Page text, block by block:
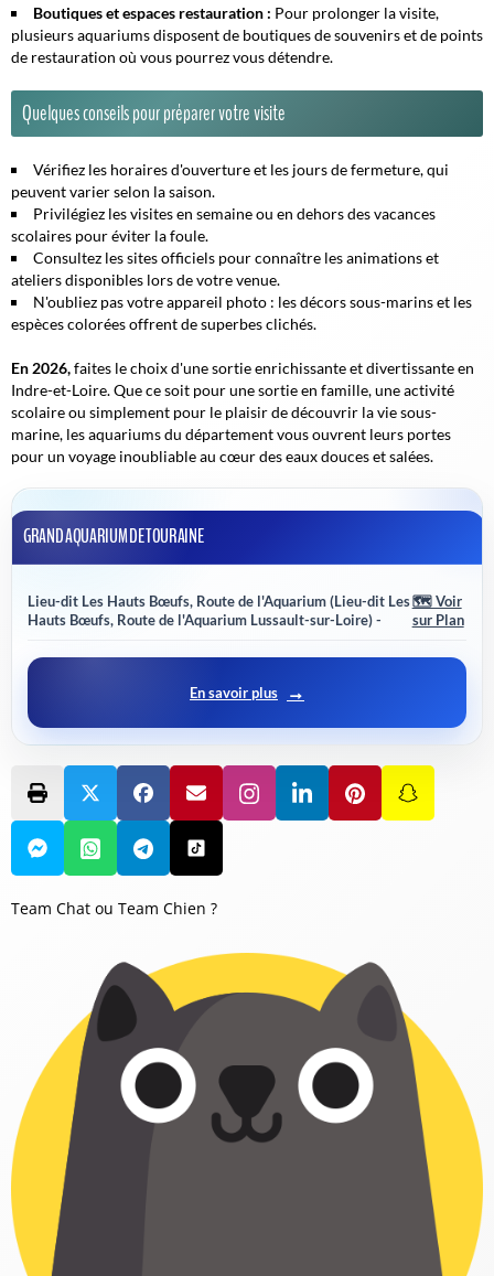
Boutiques et espaces restauration : Pour prolonger la visite,
plusieurs aquariums disposent de boutiques de souvenirs et de points
de restauration où vous pourrez vous détendre.
Quelques conseils pour préparer votre visite
Vérifiez les horaires d'ouverture et les jours de fermeture, qui
peuvent varier selon la saison.
Privilégiez les visites en semaine ou en dehors des vacances
scolaires pour éviter la foule.
Consultez les sites officiels pour connaître les animations et
ateliers disponibles lors de votre venue.
N'oubliez pas votre appareil photo : les décors sous-marins et les
espèces colorées offrent de superbes clichés.
En 2026,faites le choix d'une sortie enrichissante et divertissante en
Indre-et-Loire. Que ce soit pour une sortie en famille, une activité
scolaire ou simplement pour le plaisir de découvrir la vie sous-
marine, les aquariums du département vous ouvrent leurs portes
pour un voyage inoubliable au cœur des eaux douces et salées.
GRAND AQUARIUM DE TOURAINE
Lieu-dit Les Hauts Bœufs, Route de l'Aquarium (Lieu-dit Les
Hauts Bœufs, Route de l'Aquarium Lussault-sur-Loire) -
🗺️ Voir
sur Plan
En savoir plus
Team Chat ou Team Chien ?